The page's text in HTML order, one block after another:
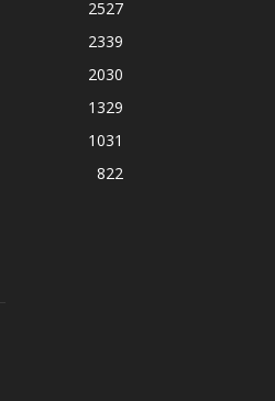
2527
2339
2030
1329
1031
822